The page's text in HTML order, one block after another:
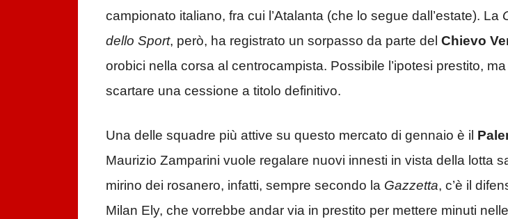
campionato italiano, fra cui l’Atalanta (che lo segue dall’estate). La
dello Sport, però, ha registrato un sorpasso da parte del Chievo
orobici nella corsa al centrocampista. Possibile l’ipotesi prestito,
scartare una cessione a titolo definitivo.
Una delle squadre più attive su questo mercato di gennaio è il
Maurizio Zamparini vuole regalare nuovi innesti in vista della lotta
mirino dei rosanero, infatti, sempre secondo la Gazzetta, c’è il
Milan Ely, che vorrebbe andar via in prestito per mettere minuti